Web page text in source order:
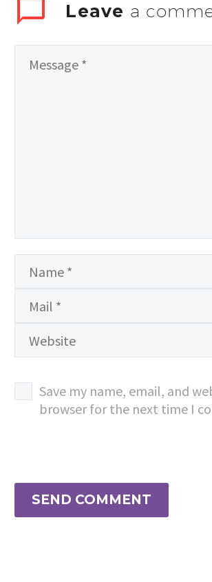
Leave a
Save my name, email, and
browser for the next time I
SEND COMMENT